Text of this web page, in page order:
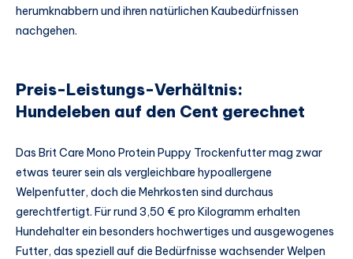
herumknabbern und ihren natürlichen Kaubedürfnissen
nachgehen.
Preis-Leistungs-Verhältnis:
Hundeleben auf den Cent gerechnet
Das Brit Care Mono Protein Puppy Trockenfutter mag zwar
etwas teurer sein als vergleichbare hypoallergene
Welpenfutter, doch die Mehrkosten sind durchaus
gerechtfertigt. Für rund 3,50 € pro Kilogramm erhalten
Hundehalter ein besonders hochwertiges und ausgewogenes
Futter, das speziell auf die Bedürfnisse wachsender Welpen